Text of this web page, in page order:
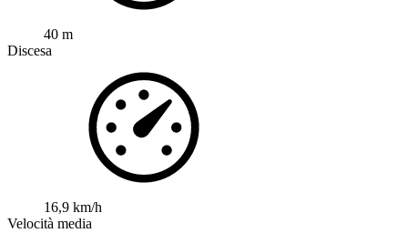
40 m
Discesa
16,9 km/h
Velocità media